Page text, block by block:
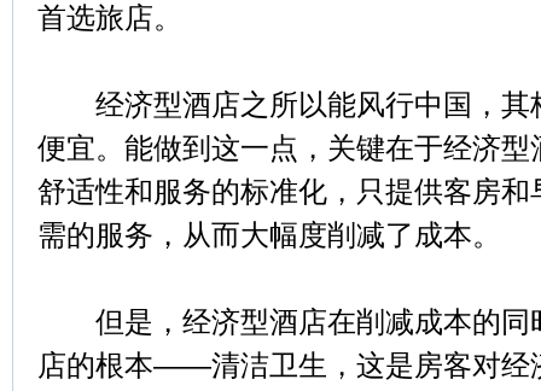
首选旅店。
经济型酒店之所以能风行中国，其
便宜。能做到这一点，关键在于经济
舒适性和服务的标准化，只提供客房
需的服务，从而大幅度削减了成本。
但是，经济型酒店在削减成本的同
店的根本——清洁卫生，这是房客对经